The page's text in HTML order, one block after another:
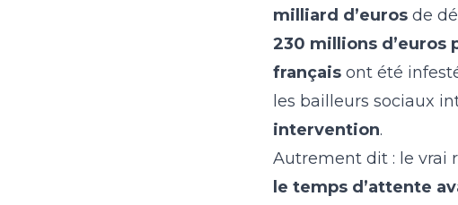
milliard d’euros de
230 millions d’euros
français ont été
les bailleurs sociaux
intervention.
Autrement dit : le vrai
le temps d’attente